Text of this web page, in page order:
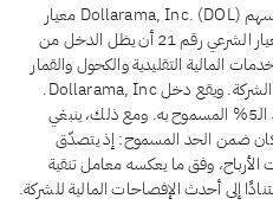
نعم، اعتبارًا من أغسطس 2026، يجتاز سهم Dollarama, Inc. (DOL) معيار
الدخل غير المباح وفق أيوفي. يشترط المعيار الشرعي رقم 21 أن يظل الدخل من
المالية التقليدية والكحول والقمار
والتبغ، أقل من 5% من إجمالي إيرادات الشركة. ويقع دخل Dollarama, Inc.
من المصادر غير المباحة حاليًا ضمن حد الـ5% المسموح به. ومع ذلك، ينبغي
ضمن الحد المسموح: إذ يتصدّق
الأرباح، وفق ما يعكسه معامل تنقية
إلى أحدث الإفصاحات المالية للشركة.